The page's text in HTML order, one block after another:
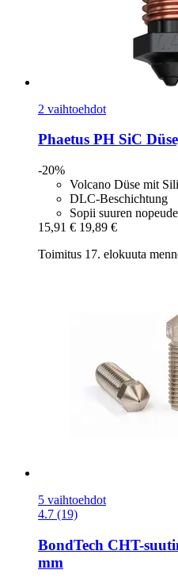
2 vaihtoehdot
Phaetus PH SiC
-20%
Volcano Düse mit
DLC-Beschichtung
Sopii suuren
15,91 € 19,89 €
Toimitus 17. elokuuta
5 vaihtoehdot
4.7 (19)
BondTech CHT-​
mm